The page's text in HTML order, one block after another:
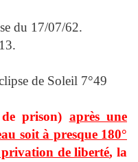
du 17/07/62.
de Soleil 7°49
prison) après une
soit à presque 180°
de liberté, la